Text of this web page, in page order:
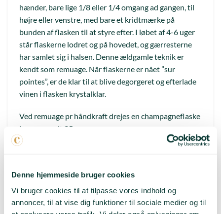
Denne hjemmeside bruger cookies
Vi bruger cookies til at tilpasse vores indhold og
annoncer, til at vise dig funktioner til sociale medier og til
hænder, bare lige 1/8 eller 1/4 omgang ad gangen, til
højre eller venstre, med bare et kridtmærke på
bunden af ​​flasken til at styre efter. I løbet af 4-6 uger
står flaskerne lodret og på hovedet, og gærresterne
har samlet sig i halsen. Denne ældgamle teknik er
kendt som remuage. Når flaskerne er nået ”sur
pointes”, er de klar til at blive degorgeret og efterlade
vinen i flasken krystalklar.
Ved remuage pr håndkraft drejes en champagneflaske
i gennemsnit 25 omgange.
rammerne af træ, kaldet ”pupitre”.
Man forstår godt, at mange vinproducenter sparer
sammen og investerer i en automatisk såkaldt